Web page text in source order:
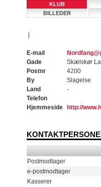
KLUB
BILLEDER
E-mail
Gade
Skælskør
Postnr
4200
By
Slagelse
Land
-
Telefon
Hjemmeside
http://
Postmodtager
e-postmodtager
Kasserer